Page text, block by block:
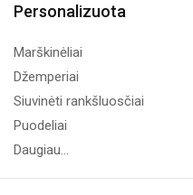
Personalizuota
Marškinėliai
Džemperiai
Siuvinėti rankšluosčiai
Puodeliai
Daugiau...